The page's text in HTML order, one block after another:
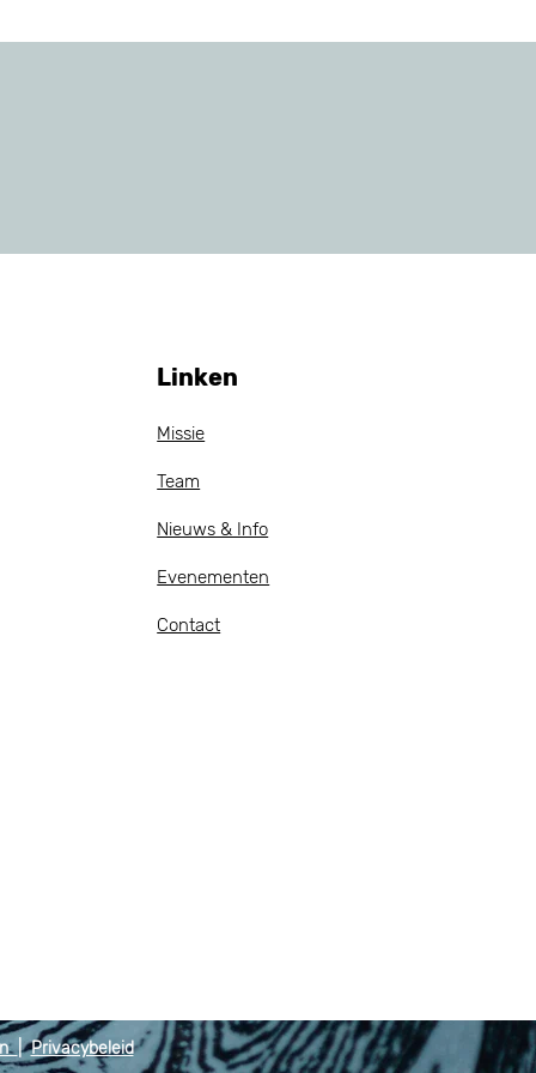
Linken
Missie
Team
Nieuws & Info
Evenementen
Contact
|Privacybeleid